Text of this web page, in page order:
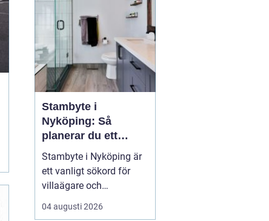
Stambyte i
Nyköping: Så
planerar du ett
tryggt och hållbart
projekt
Stambyte i Nyköping är
ett vanligt sökord för
villaägare och
bostadsrättsföreningar
som börjar se
04 augusti 2026